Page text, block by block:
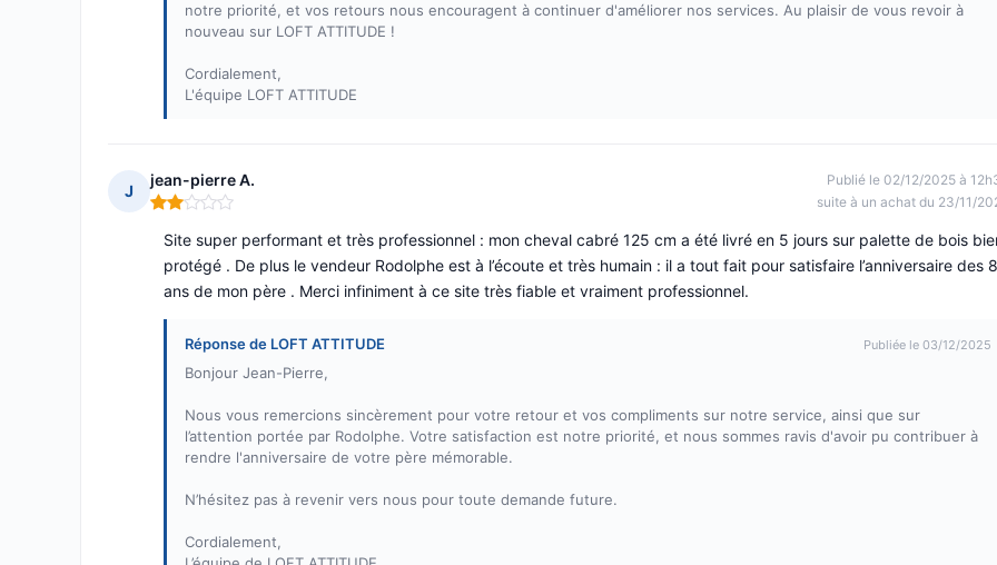
notre priorité, et vos retours nous encouragent à continuer d'améliorer nos services. Au plaisir de vous revoir à
nouveau sur LOFT ATTITUDE !
Cordialement,
L'équipe LOFT ATTITUDE
J
jean-pierre A.
Note : 2 sur 5
Publié le 02/12/2025 à
suite à un achat du 23/11/
Site super performant et très professionnel : mon cheval cabré 125 cm a été livré en 5 jours sur palette de bois
protégé . De plus le vendeur Rodolphe est à l’écoute et très humain : il a tout fait pour satisfaire l’anniversaire des
ans de mon père . Merci infiniment à ce site très fiable et vraiment professionnel.
Réponse de LOFT ATTITUDE Publiée le 03/12/2025
Bonjour Jean-Pierre,
Nous vous remercions sincèrement pour votre retour et vos compliments sur notre service, ainsi que sur
l’attention portée par Rodolphe. Votre satisfaction est notre priorité, et nous sommes ravis d'avoir pu contribuer à
rendre l'anniversaire de votre père mémorable.
N’hésitez pas à revenir vers nous pour toute demande future.
Cordialement,